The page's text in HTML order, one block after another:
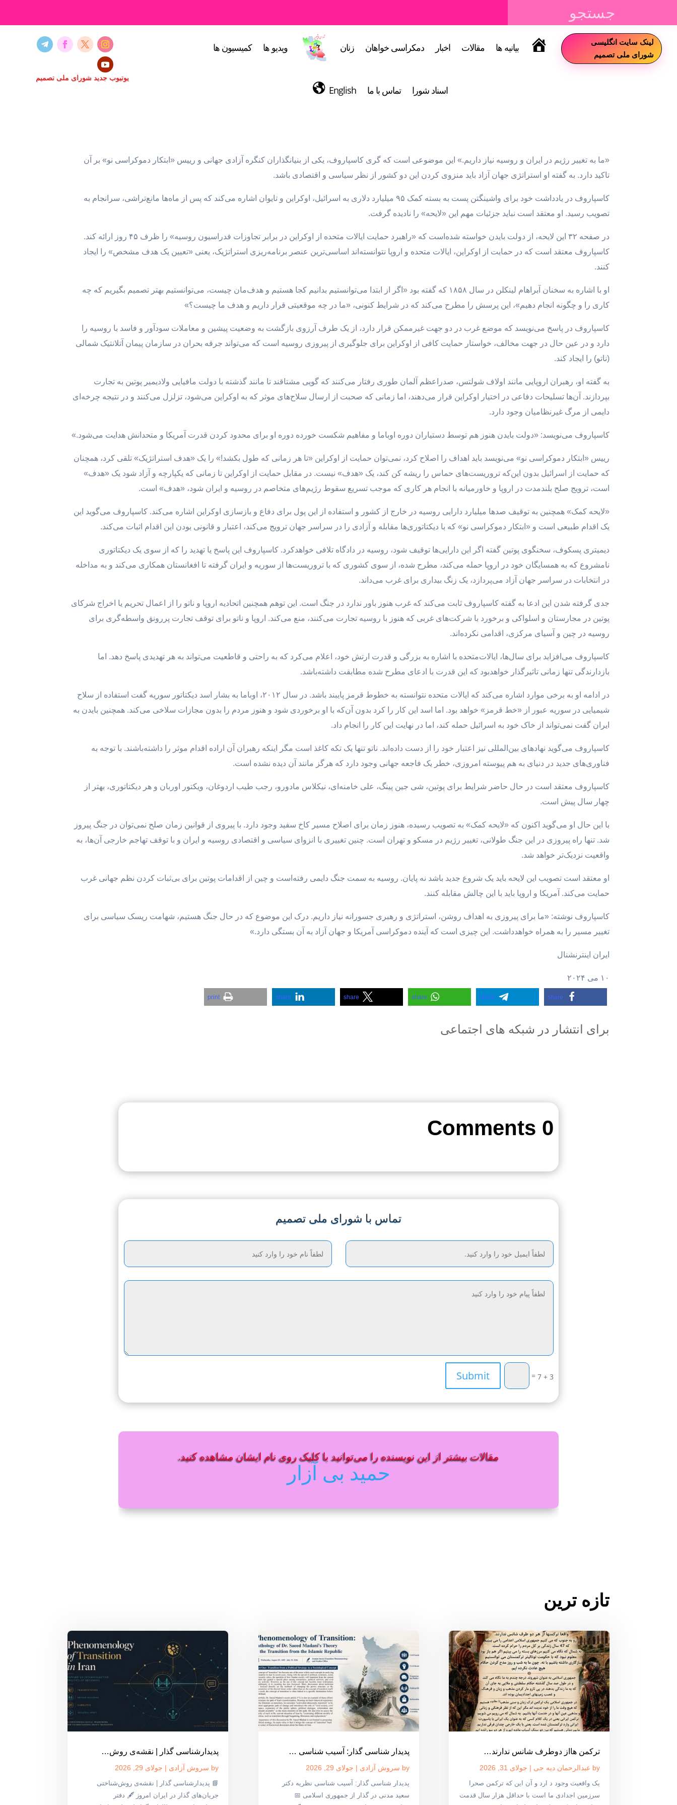
یوتیوب جدید شورای ملی تصمیم
سایت بیانیه ها مقالات اخبار دمکراسی خواهان زنان ویدیو ها کمیسیون ها
اسناد شورا تماس با ما English
لینک سایت انگلیسی
شورای ملی تصمیم
«ما به تغییر رژیم در ایران و روسیه نیاز داریم.» این موضوعی است که گری کاسپاروف، یکی از بنیانگذاران کنگره آزادی جهانی و رییس «ابتکار دموکراسی نو» بر آن
تاکید دارد. به گفته او استراتژی جهان آزاد باید منزوی کردن این دو کشور از نظر سیاسی و اقتصادی باشد.
کاسپاروف در یادداشت خود برای واشینگتن پست به بسته کمک ۹۵ میلیارد دلاری به اسرائیل، اوکراین و تایوان اشاره می‌کند که پس از ماه‌ها مانع‌تراشی، سرانجام به
تصویب رسید. او معتقد است نباید جزئیات مهم این «لایحه» را نادیده گرفت.
در صفحه ۳۲ این لایحه، از دولت بایدن خواسته شده‌است که «راهبرد حمایت ایالات متحده از اوکراین در برابر تجاوزات فدراسیون روسیه» را ظرف ۴۵ روز ارائه کند.
کاسپاروف معتقد است که در حمایت از اوکراین، ایالات متحده و اروپا نتوانسته‌اند اساسی‌ترین عنصر برنامه‌ریزی استراتژیک، یعنی «تعیین یک هدف مشخص» را ایجاد
کنند.
او با اشاره به سخنان آبراهام لینکلن در سال ۱۸۵۸ که گفته بود «اگر از ابتدا می‌توانستیم بدانیم کجا هستیم و هدف‌مان چیست، می‌توانستیم بهتر تصمیم بگیریم که چه
کاری را و چگونه انجام دهیم»، این پرسش را مطرح می‌کند که در شرایط کنونی، «ما در چه موقعیتی قرار داریم و هدف ما چیست؟»
کاسپاروف در پاسخ می‌نویسد که موضع غرب در دو جهت غیرممکن قرار دارد، از یک طرف آرزوی بازگشت به وضعیت پیشین و معاملات سودآور و فاسد با روسیه را
دارد و در عین حال در جهت مخالف، خواستار حمایت کافی از اوکراین برای جلوگیری از پیروزی روسیه است که می‌تواند جرقه بحران در سازمان پیمان آتلانتیک شمالی
(ناتو) را ایجاد کند.
به گفته او، رهبران اروپایی مانند اولاف شولتس، صدراعظم آلمان طوری رفتار می‌کنند که گویی مشتاقند تا مانند گذشته با دولت مافیایی ولادیمیر پوتین به تجارت
بپردازند. آن‌ها تسلیحات دفاعی در اختیار اوکراین قرار می‌دهند، اما زمانی که صحبت از ارسال سلاح‌های موثر که به اوکراین می‌شود، تزلزل می‌کنند و در نتیجه چرخه‌ای
دایمی از مرگ غیرنظامیان وجود دارد.
کاسپاروف می‌نویسد: «دولت بایدن هنوز هم توسط دستیاران دوره اوباما و مفاهیم شکست خورده دوره او برای محدود کردن قدرت آمریکا و متحدانش هدایت می‌شود.»
رییس «ابتکار دموکراسی نو» می‌نویسد باید اهداف را اصلاح کرد، نمی‌توان حمایت از اوکراین «تا هر زمانی که طول بکشد!» را یک «هدف استراتژیک» تلقی کرد، همچنان
که حمایت از اسرائیل بدون این‌که تروریست‌های حماس را ریشه کن کند، یک «هدف» نیست. در مقابل حمایت از اوکراین تا زمانی که یکپارچه و آزاد شود یک «هدف»
است، ترویج صلح بلندمدت در اروپا و خاورمیانه با انجام هر کاری که موجب تسریع سقوط رژیم‌های متخاصم در روسیه و ایران شود، «هدف» است.
«لایحه‌ کمک» همچنین به توقیف صدها میلیارد دارایی روسیه در خارج از کشور و استفاده از این پول برای دفاع و بازسازی اوکراین اشاره می‌کند. کاسپاروف می‌گوید این
یک اقدام طبیعی است و «ابتکار دموکراسی نو» که با دیکتاتوری‌ها مقابله و آزادی را در سراسر جهان ترویج می‌کند، اعتبار و قانونی بودن این اقدام اثبات می‌کند.
دیمیتری پسکوف، سخنگوی پوتین گفته اگر این دارایی‌ها توقیف شود، روسیه در دادگاه تلافی خواهد‌کرد. کاسپاروف این پاسخ یا تهدید را که از سوی یک دیکتاتوری
نامشروع که به همسایگان خود در اروپا حمله می‌کند، مطرح شده، از سوی کشوری که با تروریست‌ها از سوریه و ایران گرفته تا افغانستان همکاری می‌کند و به مداخله
در انتخابات در سراسر جهان آزاد می‌پردازد، یک زنگ بیداری برای غرب می‌داند.
جدی گرفته شدن این ادعا به گفته کاسپاروف ثابت می‌کند که غرب هنوز باور ندارد در جنگ است. این توهم همچنین اتحادیه اروپا و ناتو را از اعمال تحریم یا اخراج شرکای
پوتین در مجارستان و اسلواکی و برخورد با شرکت‌های غربی که هنوز با روسیه تجارت می‌کنند، منع می‌کند. اروپا و ناتو برای توقف تجارت پررونق واسطه‌گری برای
روسیه در چین و آسیای مرکزی، اقدامی نکرده‌اند.
کاسپاروف می‌افزاید برای سال‌ها، ایالات‌متحده با اشاره به بزرگی و قدرت ارتش خود، اعلام می‌کرد که به راحتی و قاطعیت می‌تواند به هر تهدیدی پاسخ دهد. اما
بازدارندگی تنها زمانی تاثیر‌گذار خواهد‌بود که این قدرت با ادعای مطرح شده مطابقت داشته‌باشد.
در ادامه او به برخی موارد اشاره می‌کند که ایالات متحده نتوانسته به خطوط قرمز پایبند باشد. در سال ۲۰۱۲، اوباما به بشار اسد دیکتاتور سوریه گفت استفاده از سلاح
شیمیایی در سوریه عبور از «خط قرمز» خواهد بود. اما اسد این کار را کرد بدون آن‌که با او برخوردی شود و هنوز مردم را بدون مجازات سلاخی می‌کند. همچنین بایدن به
ایران گفت نمی‌تواند از خاک خود به اسرائیل حمله کند، اما در نهایت این کار را انجام داد.
کاسپاروف می‌گوید نهادهای بین‌المللی نیز اعتبار خود را از دست داده‌اند. ناتو تنها یک تکه کاغذ است مگر اینکه رهبران آن اراده‌ اقدام موثر را داشته‌باشند. با توجه به
فناوری‌های جدید در دنیای به هم پیوسته امروزی، خطر یک فاجعه جهانی وجود دارد که هرگز مانند آن دیده نشده است.
کاسپاروف معتقد است در حال حاضر شرایط برای پوتین، شی جین پینگ، علی خامنه‌ای، نیکلاس مادورو، رجب طیب اردوغان، ویکتور اوربان و هر دیکتاتوری، بهتر از
چهار سال پیش است.
با این حال او می‌گوید اکنون که «لایحه کمک» به تصویب رسیده، هنوز زمان برای اصلاح مسیر کاخ سفید وجود دارد. با پیروی از قوانین زمان صلح نمی‌توان در جنگ پیروز
شد. تنها راه پیروزی در این جنگ طولانی، تغییر رژیم در مسکو و تهران است. چنین تغییری با انزوای سیاسی و اقتصادی روسیه و ایران و با توقف تهاجم خارجی آن‌ها، به
واقعیت نزدیک‌تر خواهد شد.
او معتقد است تصویب این لایحه باید یک شروع جدید باشد نه پایان. روسیه به سمت جنگ دایمی رفته‌است و چین از اقدامات پوتین برای بی‌ثبات کردن نظم جهانی غرب
حمایت می‌کند. آمریکا و اروپا باید با این چالش مقابله کنند.
کاسپاروف نوشته: «ما برای پیروزی به اهداف روشن، استراتژی و رهبری جسورانه نیاز داریم. درک این موضوع که در حال جنگ هستیم، شهامت ریسک سیاسی برای
تغییر مسیر را به همراه خواهد‌داشت. این چیزی است که آینده دموکراسی آمریکا و جهان آزاد به آن بستگی دارد.»
ایران اینترنشنال
۱۰ می ۲۰۲۴
share
share
share
share
share
print
برای انتشار در شبکه های اجتماعی
0 Comments
تماس با شورای ملی تصمیم
3 + 7
=
Submit
مقالات بیشتر از این نویسنده را می‌توانید با کلیک روی نام ایشان مشاهده کنید.
حمید بی آزار
تازه ترین
ترکمن هااز دوطرف شانس ندارند…
by عبدالرحمان دیه جی | جولای 31, 2026
یک واقعیت وجود د ارد و آن این که ترکمن صحرا
سرزمین اجدادی ما است با حداقل هزار سال قدمت
پدیدار شناسی گذار: آسیب شناسی …
by سروش آزادی | جولای 29, 2026
پدیدار شناسی گذار: آسیب شناسی نظریه دکتر
سعید مدنی در گذار از جمهوری اسلامی 📅
پدیدارشناسی گذار | نقشه‌ی روش‌…
by سروش آزادی | جولای 29, 2026
📘 پدیدارشناسی گذار | نقشه‌ی روش‌شناختی
جریان‌های گذار در ایران امروز 🖋 دفتر